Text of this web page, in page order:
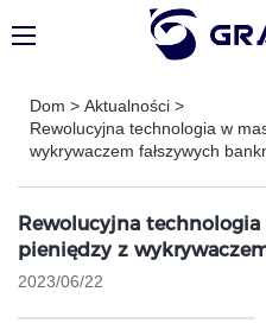
Dom > Aktualności >
Rewolucyjna technologia w
wykrywaczem fałszywych
Rewolucyjna
pieniędzy z
2023/06/22